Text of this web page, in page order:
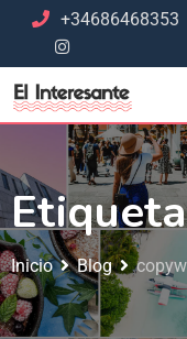
+34686468353
Inicio Blog